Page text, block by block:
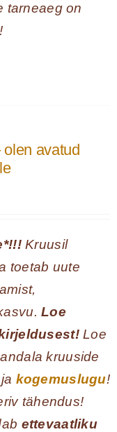
tarneaeg on
avatud
Kruusil
toetab uute
Loe
Loe
kruuside
kogemuslugu!
tähendus!
ettevaatliku